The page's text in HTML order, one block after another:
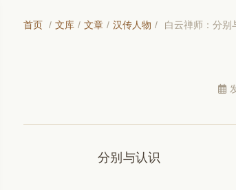
首页 / 文库 / 文章 / 汉传人物 / 白云禅师：分别
分别与认识